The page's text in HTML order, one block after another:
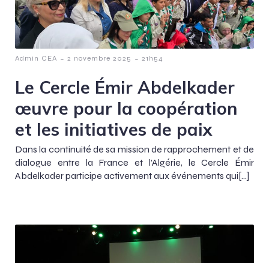
Admin CEA - 2 novembre 2025 - 21h54
Le Cercle Émir Abdelkader
œuvre pour la coopération
et les initiatives de paix
Dans la continuité de sa mission de rapprochement et de
dialogue entre la France et l’Algérie, le Cercle Émir
Abdelkader participe activement aux événements qui[…]